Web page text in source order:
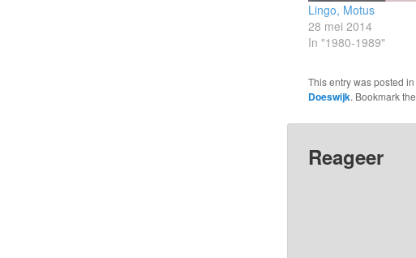
Lingo, Motus
28 mei 2014
In "1980-1989"
This entry was posted in
Doeswijk. Bookmark the
Reageer